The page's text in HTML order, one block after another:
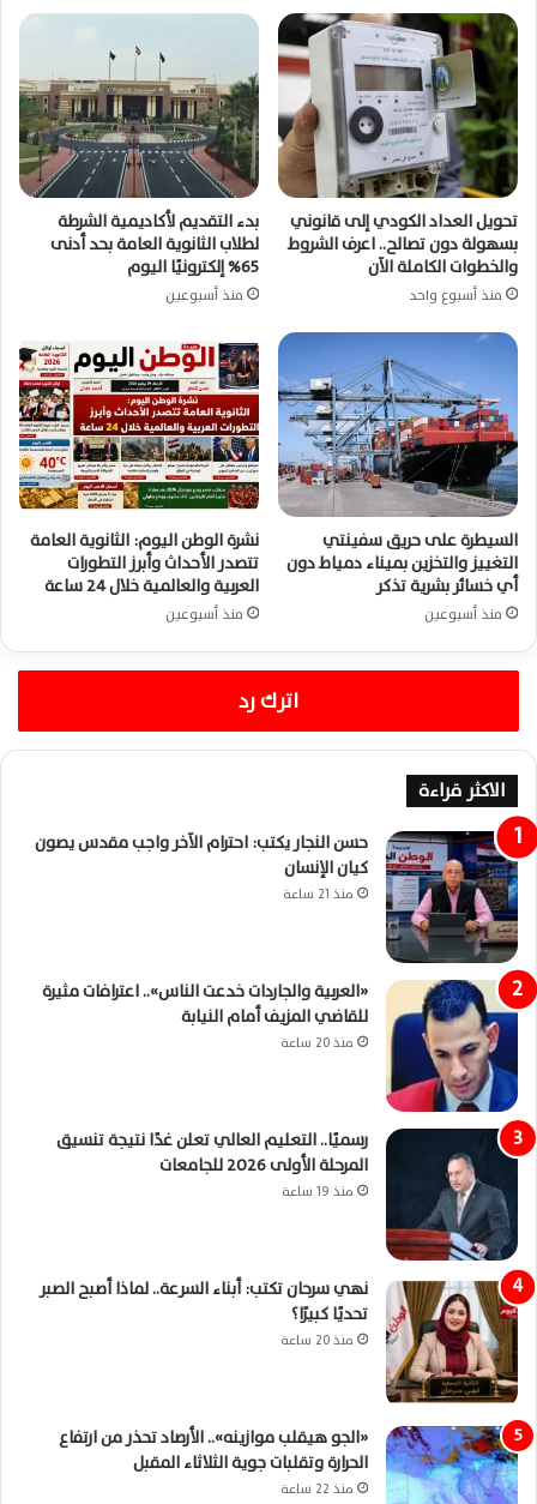
كامل رغم هزة أرضية شعر بها المواطنون
تحويل العداد الكودي إلى قانوني
بسهولة دون تصالح.. اعرف الشروط
والخطوات الكاملة الآن
منذ أسبوع واحد
بدء التقديم لأكاديمية الشرطة
لطلاب الثانوية العامة بحد أدنى
65% إلكترونيًا اليوم
منذ أسبوعين
السيطرة على حريق سفينتي
التغييز والتخزين بميناء دمياط دون
أي خسائر بشرية تذكر
منذ أسبوعين
نشرة الوطن اليوم: الثانوية العامة
تتصدر الأحداث وأبرز التطورات
العربية والعالمية خلال 24 ساعة
منذ أسبوعين
اترك رد
الاكثر قراءة
حسن النجار يكتب: احترام الآخر واجب مقدس يصون
كيان الإنسان
منذ 21 ساعة
«العربية والجاردات خدعت الناس».. اعترافات مثيرة
للقاضي المزيف أمام النيابة
منذ 20 ساعة
رسميًا.. التعليم العالي تعلن غدًا نتيجة تنسيق
المرحلة الأولى 2026 للجامعات
منذ 19 ساعة
نهي سرحان تكتب: أبناء السرعة.. لماذا أصبح الصبر
تحديًا كبيرًا؟
منذ 20 ساعة
«الجو هيقلب موازينه».. الأرصاد تحذر من ارتفاع
الحرارة وتقلبات جوية الثلاثاء المقبل
منذ 22 ساعة